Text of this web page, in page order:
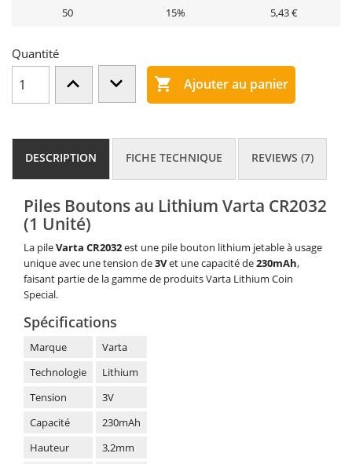
50
15% 5,43 €
Quantité
 Ajouter au panier
DESCRIPTION FICHE TECHNIQUE REVIEWS (7)
Piles Boutons au Lithium Varta CR2032
(1 Unité)
La pileVarta CR2032est une pile bouton lithium jetable à usage
unique avec une tension de3Vet une capacité de230mAh,
faisant partie de la gamme de produits Varta Lithium Coin
Special.
Spécifications
Marque
Varta
Technologie
Lithium
Tension
3V
Capacité
230mAh
Hauteur
3,2mm